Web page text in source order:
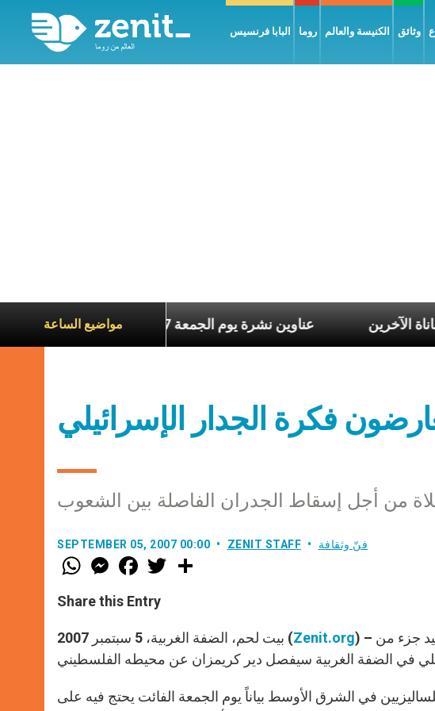
البابا فرنسيس روما الكنيسة والعالم وثائق
مواضيع الساعةعناوين نشرة يوم الجمعة 7 آب 2026: السلام يُبنى بصبر يومًا بعد يوم مع معاناة الآخرين
فكرة الجدار الإسرائيلي
من أجل إسقاط الجدران الفاصلة بين الشعوب
SEPTEMBER 05, 2007 00:00 ZENIT STAFF فنّ وثقافة
W
h
t
s
p
p
M
e
s
e
g
e
r
F
a
e
b
o
k
w
r
Share this Entry
بيت لحم، الضفة الغربية، 5 سبتمبر 2007 (Zenit.org) – تعارض الجماعة الساليزية في الأراضي المقدسة تشييد جزء من
في الشرق الأوسط بياناً يوم الجمعة الفائت يحتج فيه على